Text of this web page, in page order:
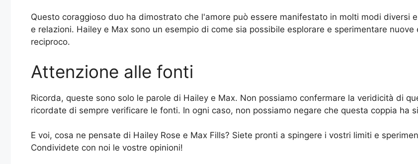
Questo coraggioso duo ha dimostrato che l'amore può essere manifestato in molti modi diversi
e relazioni. Hailey e Max sono un esempio di come sia possibile esplorare e sperimentare
reciproco.
Attenzione alle fonti
Ricorda, queste sono solo le parole di Hailey e Max. Non possiamo confermare la veridicità di
ricordate di sempre verificare le fonti. In ogni caso, non possiamo negare che questa coppia ha
E voi, cosa ne pensate di Hailey Rose e Max Fills? Siete pronti a spingere i vostri limiti e
Condividete con noi le vostre opinioni!